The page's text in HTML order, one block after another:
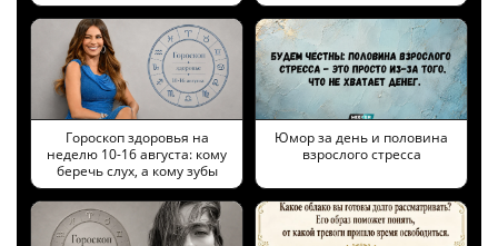
Гороскоп здоровья на
неделю 10-16 августа: кому
беречь слух, а кому зубы
Юмор за день и половина
взрослого стресса